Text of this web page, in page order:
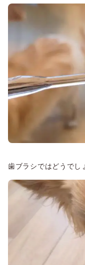
歯ブラシではどうでし